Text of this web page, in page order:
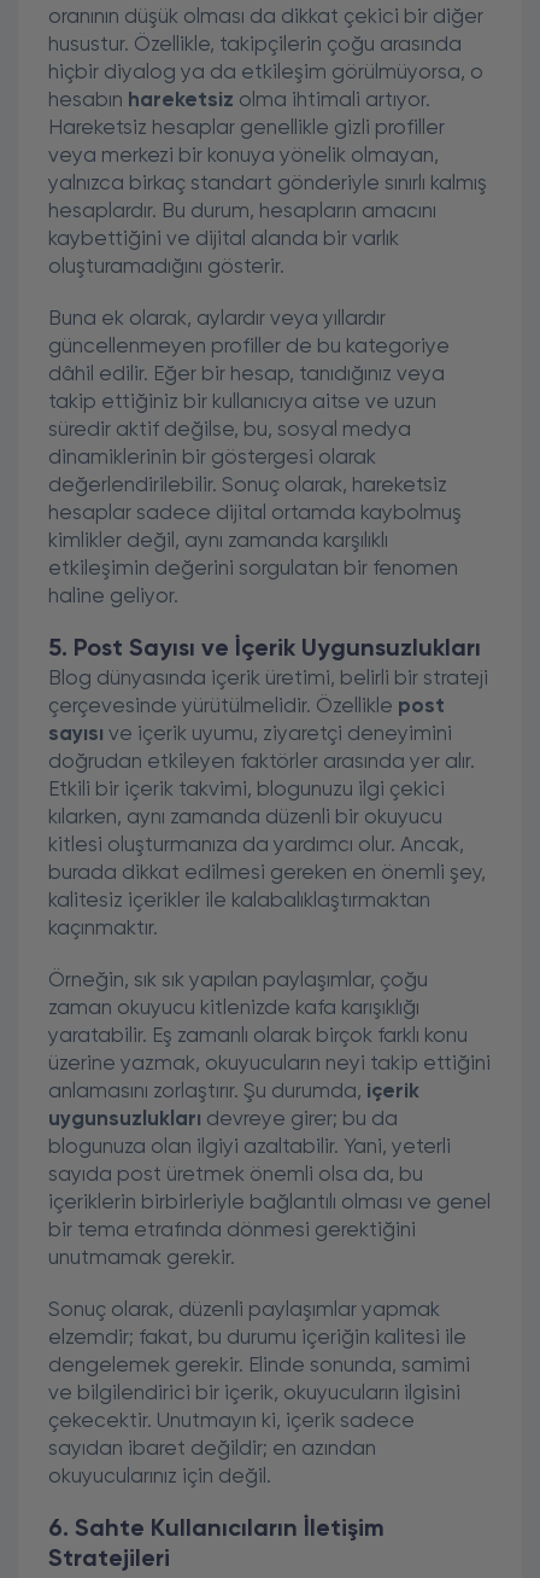
oranının düşük olması da dikkat çekici bir diğer
husustur. Özellikle, takipçilerin çoğu arasında
hiçbir diyalog ya da etkileşim görülmüyorsa, o
hesabın hareketsiz olma ihtimali artıyor.
Hareketsiz hesaplar genellikle gizli profiller
veya merkezi bir konuya yönelik olmayan,
yalnızca birkaç standart gönderiyle sınırlı kalmış
hesaplardır. Bu durum, hesapların amacını
kaybettiğini ve dijital alanda bir varlık
oluşturamadığını gösterir.
Buna ek olarak, aylardır veya yıllardır
güncellenmeyen profiller de bu kategoriye
dâhil edilir. Eğer bir hesap, tanıdığınız veya
takip ettiğiniz bir kullanıcıya aitse ve uzun
süredir aktif değilse, bu, sosyal medya
dinamiklerinin bir göstergesi olarak
değerlendirilebilir. Sonuç olarak, hareketsiz
hesaplar sadece dijital ortamda kaybolmuş
kimlikler değil, aynı zamanda karşılıklı
etkileşimin değerini sorgulatan bir fenomen
haline geliyor.
5. Post Sayısı ve İçerik Uygunsuzlukları
Blog dünyasında içerik üretimi, belirli bir strateji
çerçevesinde yürütülmelidir. Özellikle post
sayısı ve içerik uyumu, ziyaretçi deneyimini
doğrudan etkileyen faktörler arasında yer alır.
Etkili bir içerik takvimi, blogunuzu ilgi çekici
kılarken, aynı zamanda düzenli bir okuyucu
kitlesi oluşturmanıza da yardımcı olur. Ancak,
burada dikkat edilmesi gereken en önemli şey,
kalitesiz içerikler ile kalabalıklaştırmaktan
kaçınmaktır.
Örneğin, sık sık yapılan paylaşımlar, çoğu
zaman okuyucu kitlenizde kafa karışıklığı
yaratabilir. Eş zamanlı olarak birçok farklı konu
üzerine yazmak, okuyucuların neyi takip ettiğini
anlamasını zorlaştırır. Şu durumda, içerik
uygunsuzlukları devreye girer; bu da
blogunuza olan ilgiyi azaltabilir. Yani, yeterli
sayıda post üretmek önemli olsa da, bu
içeriklerin birbirleriyle bağlantılı olması ve genel
bir tema etrafında dönmesi gerektiğini
unutmamak gerekir.
Sonuç olarak, düzenli paylaşımlar yapmak
elzemdir; fakat, bu durumu içeriğin kalitesi ile
dengelemek gerekir. Elinde sonunda, samimi
ve bilgilendirici bir içerik, okuyucuların ilgisini
çekecektir. Unutmayın ki, içerik sadece
sayıdan ibaret değildir; en azından
okuyucularınız için değil.
6. Sahte Kullanıcıların İletişim
Stratejileri